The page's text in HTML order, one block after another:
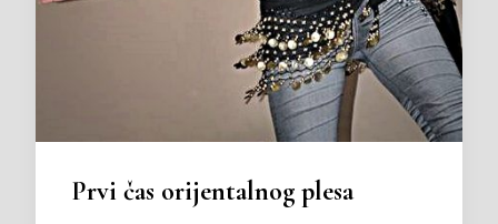
Prvi čas orijentalnog plesa